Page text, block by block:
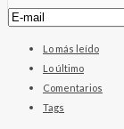
Lo más leído
Lo último
Comentarios
Tags